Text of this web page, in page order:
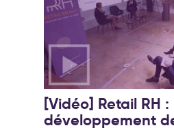
[Vidéo] Retail RH :
développement